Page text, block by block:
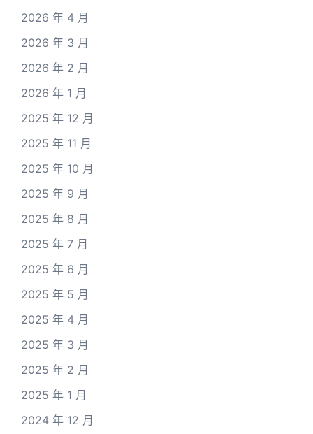
2026 年 4 月
2026 年 3 月
2026 年 2 月
2026 年 1 月
2025 年 12 月
2025 年 11 月
2025 年 10 月
2025 年 9 月
2025 年 8 月
2025 年 7 月
2025 年 6 月
2025 年 5 月
2025 年 4 月
2025 年 3 月
2025 年 2 月
2025 年 1 月
2024 年 12 月